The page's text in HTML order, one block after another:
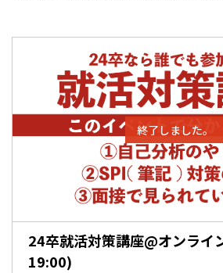
終了しました。
24卒就活対策講座@オンラ
19:00)